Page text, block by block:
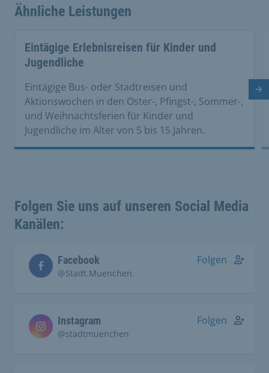
Ähnliche Leistungen
Eintägige Erlebnisreisen für Kinder und
Jugendliche
Eintägige Bus- oder Stadtreisen und
Aktionswochen in den Oster-, Pfingst-, Sommer-,
und Weihnachtsferien für Kinder und
Jugendliche im Alter von 5 bis 15 Jahren.
Folgen Sie uns auf unseren Social Media
Kanälen:
Facebook
@Stadt.Muenchen
Folgen
Instagram
@stadtmuenchen
Folgen